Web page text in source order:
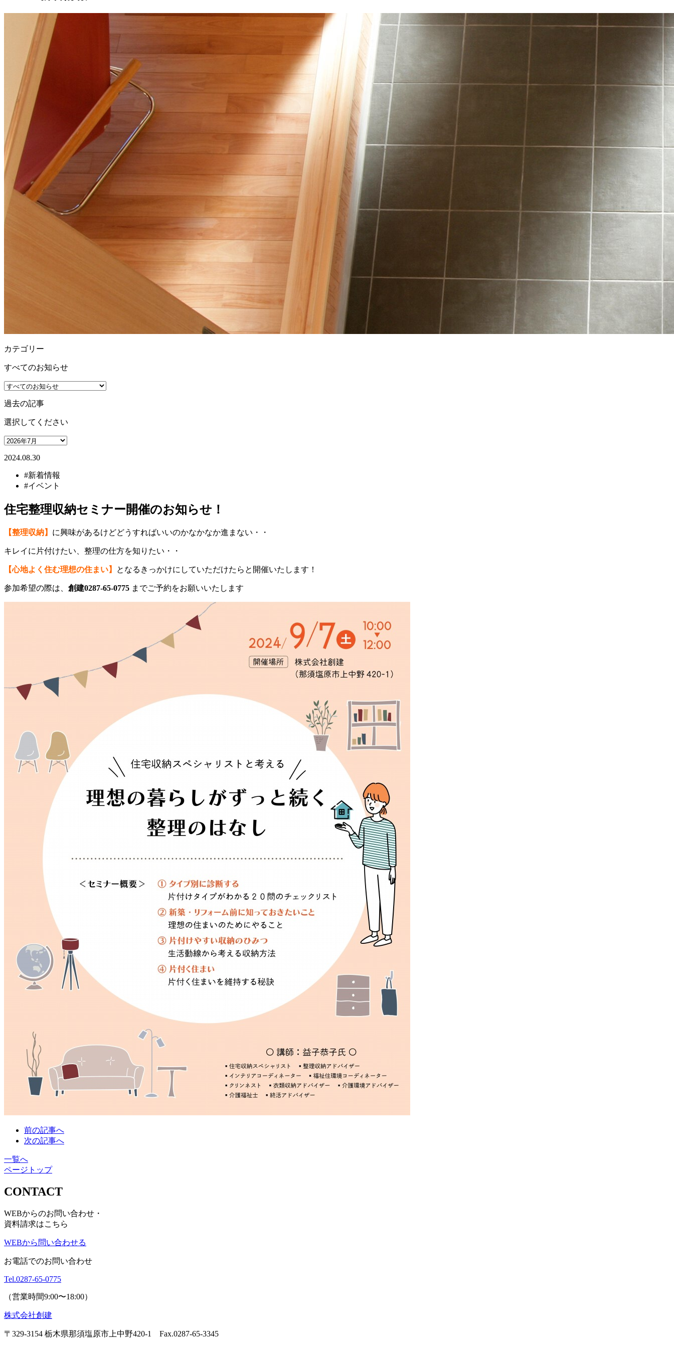
カテゴリー
すべてのお知らせ
過去の記事
選択してください
2024.08.30
#新着情報
#イベント
住宅整理収納セミナー開催のお知らせ！
【整理収納】 に興味があるけどどうすればいいのかなかなか進まない・・
キレイに片付けたい、整理の仕方を知りたい・・
【心地よく住む理想の住まい】 となるきっかけにしていただけたらと開催いたします！
参加希望の際は、 創建0287-65-0775 までご予約をお願いいたします
前の記事へ
次の記事へ
一覧へ
ページトップ
CONTACT
WEBからのお問い合わせ・
資料請求はこちら
WEBから問い合わせる
お電話でのお問い合わせ
Tel.0287-65-0775
（営業時間9:00〜18:00）
株式会社創建
〒329-3154 栃木県那須塩原市上中野420-1 Fax.0287-65-3345